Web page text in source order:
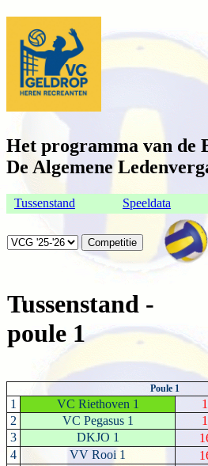
Het programma van de
De Algemene
Tussenstand Speeldata
Tussenstand -
poule 1
Poule 1
1 VC Riethoven 1
2 VC Pegasus 1
3
DKJO 1
4
VV Rooi 1